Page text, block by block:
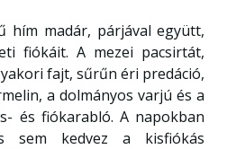
hím madár, párjával együtt,
fiókáit. A mezei pacsirtát,
fajt, sűrűn éri predáció,
a dolmányos varjú és a
és fiókarabló. A napokban
sem kedvez a kisfiókás